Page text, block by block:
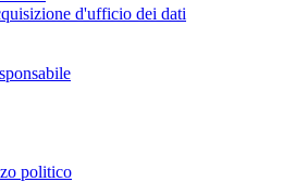
d'ufficio dei dati
politico